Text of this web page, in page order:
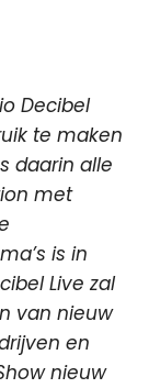
Decibel
te maken
daarin alle
met
is in
Live zal
van nieuw
en
nieuw